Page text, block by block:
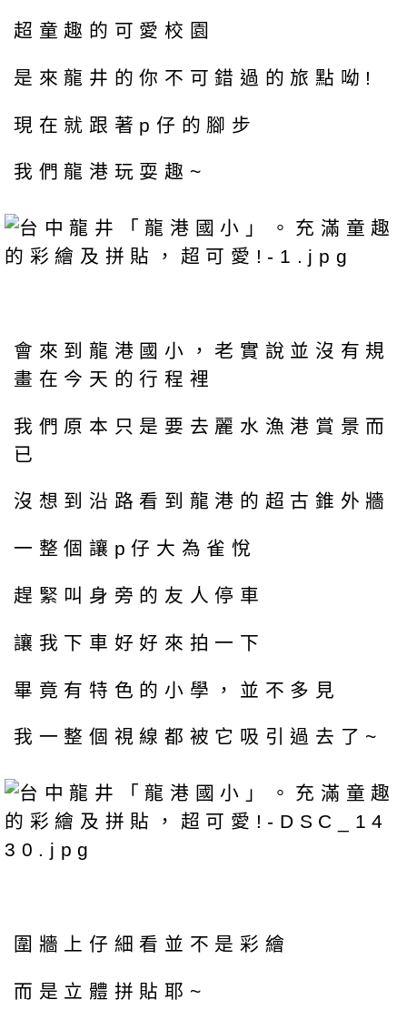
超童趣的可愛校園
是來龍井的你不可錯過的旅點呦!
現在就跟著p仔的腳步
我們龍港玩耍趣~
會來到龍港國小，老實說並沒有規
畫在今天的行程裡
我們原本只是要去麗水漁港賞景而
已
沒想到沿路看到龍港的超古錐外牆
一整個讓p仔大為雀悅
趕緊叫身旁的友人停車
讓我下車好好來拍一下
畢竟有特色的小學，並不多見
我一整個視線都被它吸引過去了~
圍牆上仔細看並不是彩繪
而是立體拼貼耶~